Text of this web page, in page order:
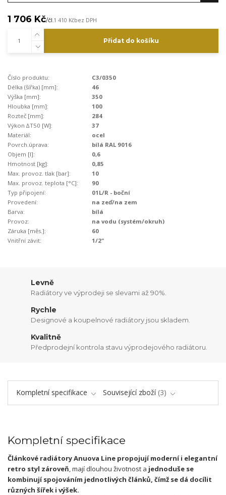
1 706 Kč/čl.1 410 Kčbez DPH
Přidat do košíku
Číslo produktu:
C3/0350
Délka (šířka) [mm]:
46
Výška [mm]:
350
Hloubka [mm]:
100
Rozteč [mm]:
284
Výkon ∆T50 [W]:
37
Materiál:
ocel
Povrch.úprava:
bílá RAL 9016
Objem [l]:
0,6
Hmotnost [kg]:
0,85
Max. provoz. tlak [bar]:
10
Max. provoz. teplota [°C]:
90
Typ připojení:
01L/R - boční
Provedení:
na zeď/na zem
Barva:
bílá
Provoz:
na vodu (systém/okruh)
Záruka [měs.]:
60
Vnitřní závit:
1/2"
Levně
Radiátory ve výprodeji se slevami až 90%.
Rychle
Designové a koupelnové radiátory jsou skladem.
Kvalitně
Předprodejní kontrola stavu výprodejového radiátoru.
Kompletní specifikace Související zboží 3
Kompletní specifikace
Článkové radiátory Anuova Line propojují moderní i elegantní
retro styl zároveň, mají dlouhou životnost a jednoduše se
kombinují spojováním jednotlivých článků, čímž se dá docílit
různých šířek i výšek.